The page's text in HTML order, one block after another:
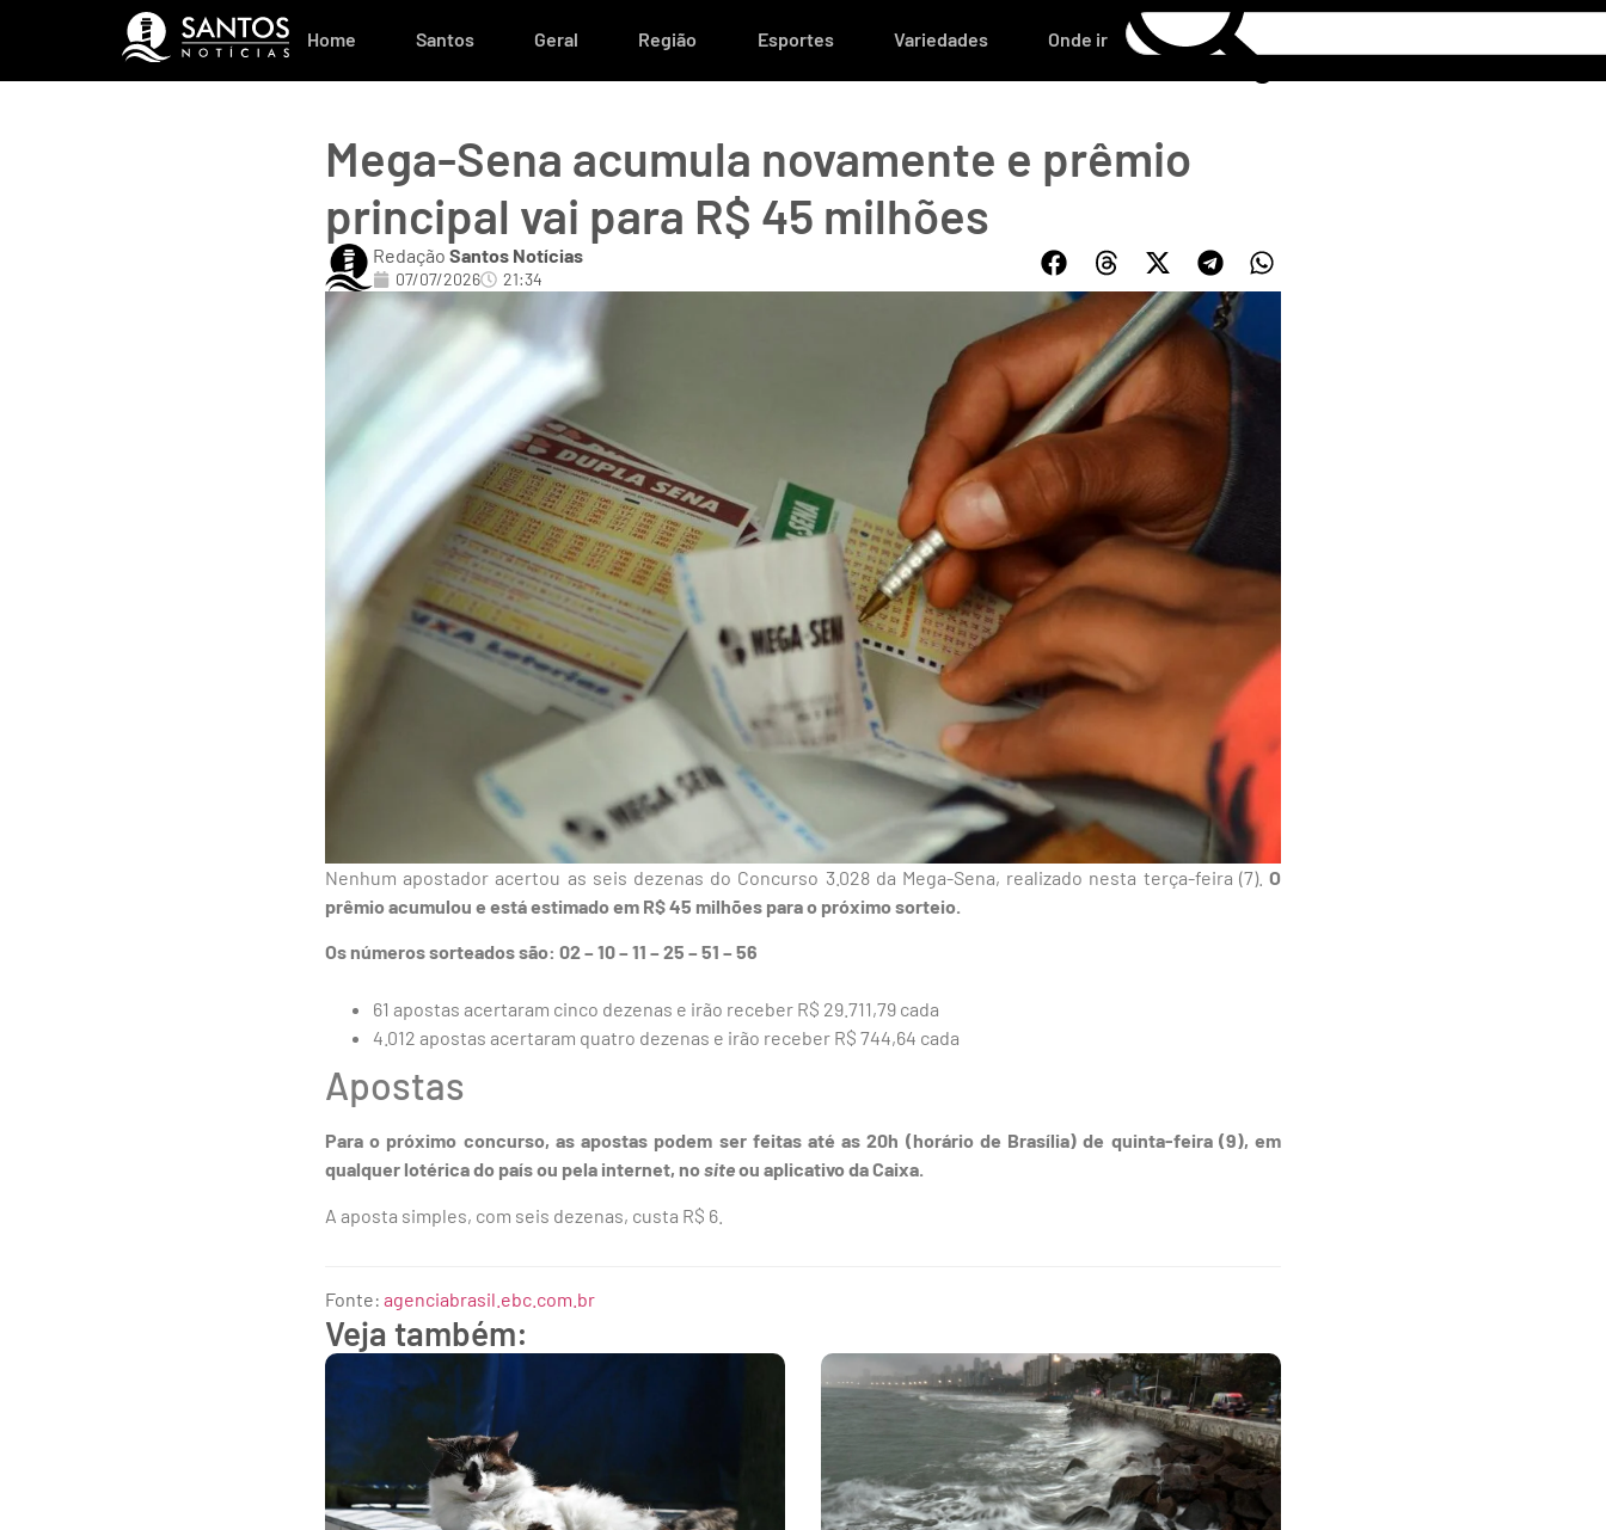
Home Santos Geral Região Esportes Variedades Onde ir
Mega-Sena acumula novamente e prêmio
principal vai para R$ 45 milhões
Redação Santos Notícias
07/07/2026 21:34
Nenhum apostador acertou as seis dezenas do Concurso 3.028 da Mega-Sena, realizado nesta terça-feira (7). O
prêmio acumulou e está estimado em R$ 45 milhões para o próximo sorteio.
Os números sorteados são: 02 – 10 – 11 – 25 – 51 – 56
61 apostas acertaram cinco dezenas e irão receber R$ 29.711,79 cada
4.012 apostas acertaram quatro dezenas e irão receber R$ 744,64 cada
Apostas
Para o próximo concurso, as apostas podem ser feitas até as 20h (horário de Brasília) de quinta-feira (9), em
qualquer lotérica do país ou pela internet, nositeou aplicativo da Caixa.
A aposta simples, com seis dezenas, custa R$ 6.
Fonte: agenciabrasil.ebc.com.br
Veja também: